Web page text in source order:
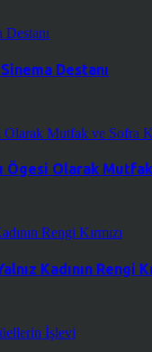
Destanı
Ögesi Olarak
Kadının Rengi